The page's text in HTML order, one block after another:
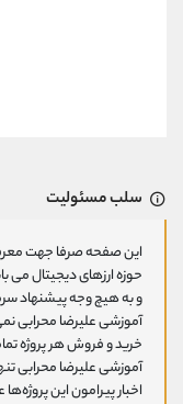
سلب مسئولیت
این صفحه صرفا جهت
حوزه ارزهای دیجیتال می
و به هیچ وجه پیشنهاد
آموزشی علیرضا محرابی
خرید و فروش هر پروژه
آموزشی علیرضا محرابی
اخبار پیرامون این